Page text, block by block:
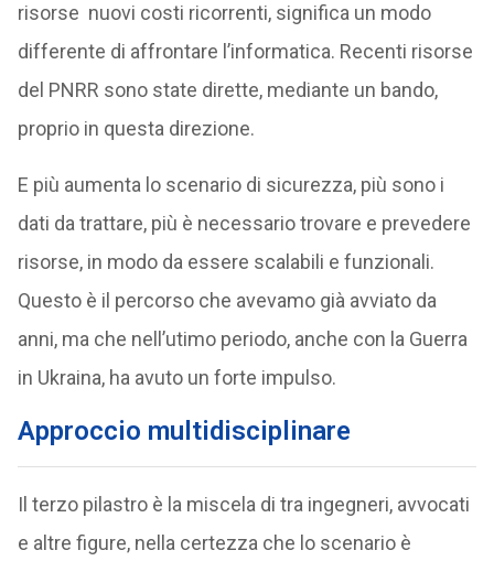
risorse nuovi costi ricorrenti, significa un modo
differente di affrontare l’informatica. Recenti risorse
del PNRR sono state dirette, mediante un bando,
proprio in questa direzione.
E più aumenta lo scenario di sicurezza, più sono i
dati da trattare, più è necessario trovare e prevedere
risorse, in modo da essere scalabili e funzionali.
Questo è il percorso che avevamo già avviato da
anni, ma che nell’utimo periodo, anche con la Guerra
in Ukraina, ha avuto un forte impulso.
Approccio multidisciplinare
Il terzo pilastro è la miscela di tra ingegneri, avvocati
e altre figure, nella certezza che lo scenario è